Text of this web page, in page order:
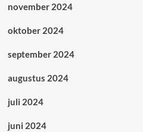
november 2024
oktober 2024
september 2024
augustus 2024
juli 2024
juni 2024